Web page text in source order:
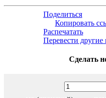
Поделиться
Копировать
Распечатать
Перевести
Сделать